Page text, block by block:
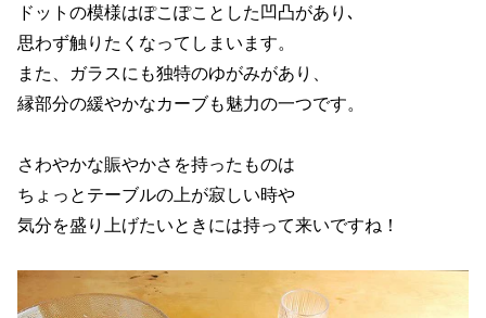
ドットの模様はぽこぽことした凹凸があり､
思わず触りたくなってしまいます。
また、ガラスにも独特のゆがみがあり、
縁部分の緩やかなカーブも魅力の一つです。
さわやかな賑やかさを持ったものは
ちょっとテーブルの上が寂しい時や
気分を盛り上げたいときには持って来いですね！